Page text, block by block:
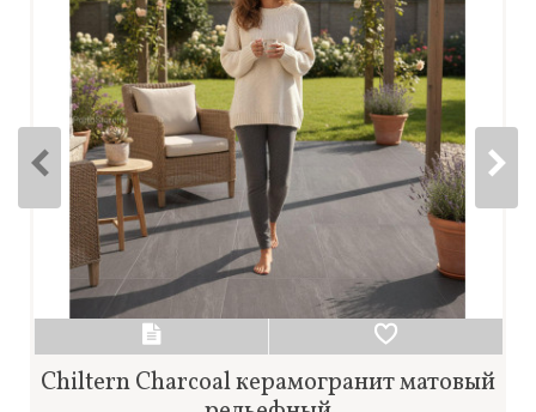
Chiltern Charcoal керамогранит матовый